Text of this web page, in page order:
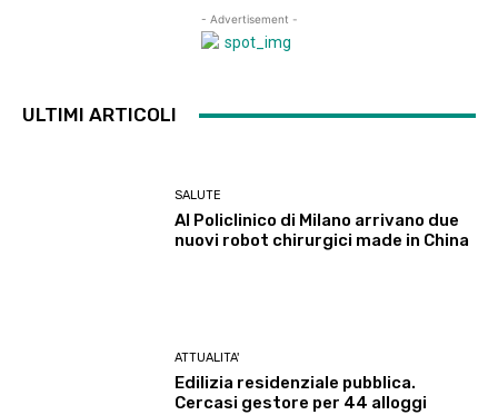
- Advertisement -
ULTIMI ARTICOLI
SALUTE
Al Policlinico di Milano arrivano due
nuovi robot chirurgici made in China
ATTUALITA'
Edilizia residenziale pubblica.
Cercasi gestore per 44 alloggi